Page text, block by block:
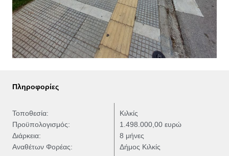
Πληροφορίες
Τοποθεσία:
Προϋπολογισμός:
Διάρκεια:
Αναθέτων Φορέας:
Κιλκίς
1.498.000,00 ευρώ
8 μήνες
Δήμος Κιλκίς